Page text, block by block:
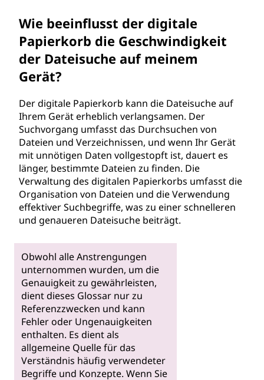
Wie beeinflusst der digitale
Papierkorb die Geschwindigkeit
der Dateisuche auf meinem
Gerät?
Der digitale Papierkorb kann die Dateisuche auf
Ihrem Gerät erheblich verlangsamen. Der
Suchvorgang umfasst das Durchsuchen von
Dateien und Verzeichnissen, und wenn Ihr Gerät
mit unnötigen Daten vollgestopft ist, dauert es
länger, bestimmte Dateien zu finden. Die
Verwaltung des digitalen Papierkorbs umfasst die
Organisation von Dateien und die Verwendung
effektiver Suchbegriffe, was zu einer schnelleren
und genaueren Dateisuche beiträgt.
Obwohl alle Anstrengungen
unternommen wurden, um die
Genauigkeit zu gewährleisten,
dient dieses Glossar nur zu
Referenzzwecken und kann
Fehler oder Ungenauigkeiten
enthalten. Es dient als
allgemeine Quelle für das
Verständnis häufig verwendeter
Begriffe und Konzepte. Wenn Sie